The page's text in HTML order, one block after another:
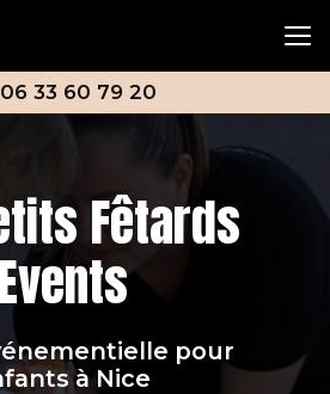
06 33 60 79 20
Fêtards
Events
pour
à Nice